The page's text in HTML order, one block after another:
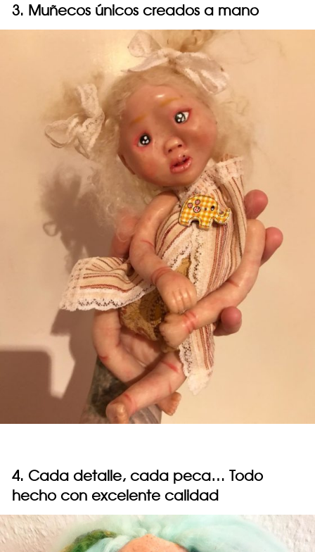
3. Muñecos únicos creados a mano
4. Cada detalle, cada peca… Todo
hecho con excelente calidad